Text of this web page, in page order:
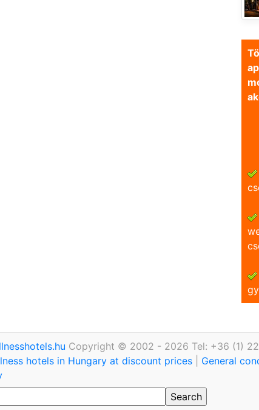
Copyright © 2002 - 2026 Tel: +36 (1)
hotels in Hungary at discount prices
General